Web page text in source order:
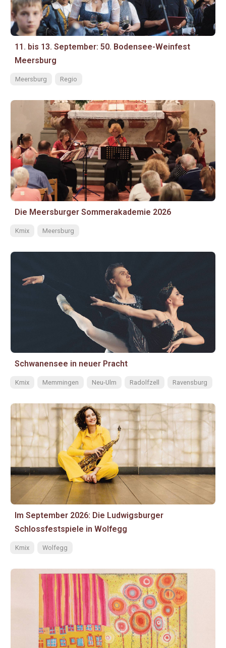
11. bis 13. September: 50. Bodensee-Weinfest
Meersburg
Meersburg Regio
Die Meersburger Sommerakademie 2026
Kmix Meersburg
Schwanensee in neuer Pracht
Kmix Memmingen Neu-Ulm Radolfzell Ravensburg
Im September 2026: Die Ludwigsburger
Schlossfestspiele in Wolfegg
Kmix Wolfegg